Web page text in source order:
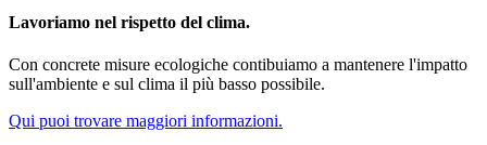
Lavoriamo nel rispetto del clima.
Con concrete misure ecologiche contibuiamo a mantenere l'impatto
sull'ambiente e sul clima il più basso possibile.
Qui puoi trovare maggiori informazioni.